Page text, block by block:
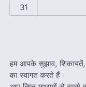
31
हम आपके सुझाव, शिकायतें,
का स्वागत करते हैं।